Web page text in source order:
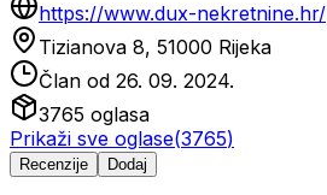
https://www.dux-nekretnine.hr/
Tizianova 8, 51000 Rijeka
Član od 26. 09. 2024.
3765 oglasa
Prikaži sve oglase(3765)
Recenzije Dodaj